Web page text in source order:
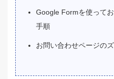
Google Formを使って
手順
お問い合わせページの